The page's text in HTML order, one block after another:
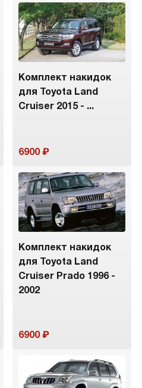
Комплект накидок
для Toyota Land
Cruiser 2015 - ...
6900
Комплект накидок
для Toyota Land
Cruiser Prado 1996 -
2002
6900